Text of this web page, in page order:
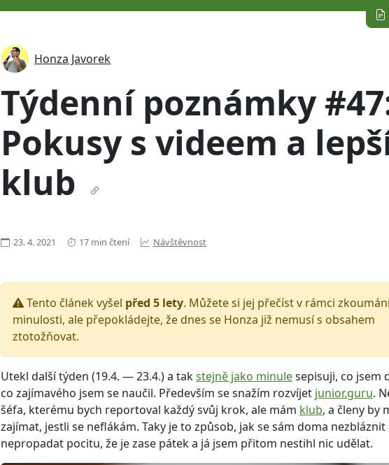
Honza Javorek
Týdenní poznámky
Pokusy s videem a
klub
23. 4. 2021 17 min čtení Návštěvnost
Tento článek vyšel před 5 lety. Můžete si jej přečíst v rámci
minulosti, ale přepokládejte, že dnes se Honza již nemusí s obsahem
ztotožňovat.
Utekl další týden (19.4. — 23.4.) a takstejně jako minulesepisuji, co jsem
co zajímavého jsem se naučil. Především se snažím rozvíjet junior.guru.
šéfa, kterému bych reportoval každý svůj krok, ale mám klub, a členy by
zajímat, jestli se neflákám. Taky je to způsob, jak se sám doma nezbláznit
nepropadat pocitu, že je zase pátek a já jsem přitom nestihl nic udělat.